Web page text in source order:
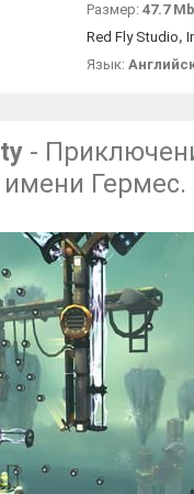
Размер: 47.7 Mb
Red Fly Studio,
Язык:
-
Гермес.